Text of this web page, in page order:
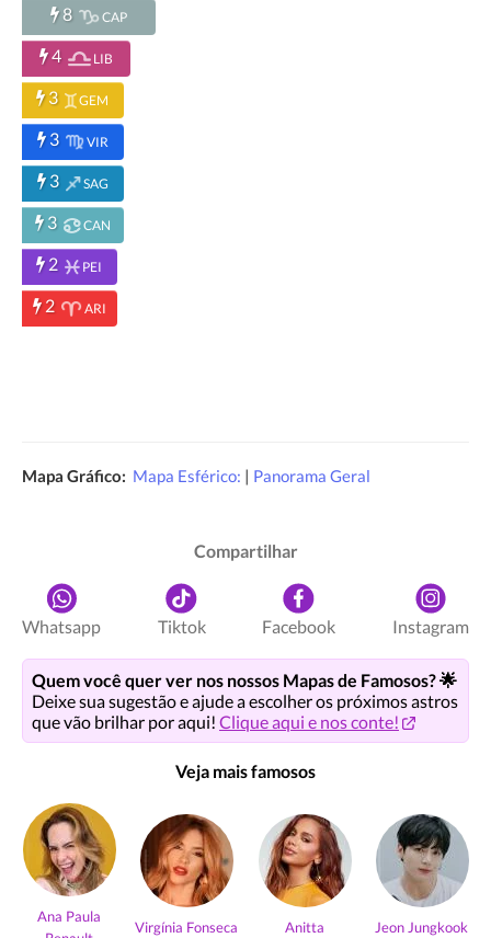
8 CAP
4 LIB
3 GEM
3 VIR
3 SAG
3 CAN
2 PEI
2 ARI
Mapa Gráfico: Mapa Esférico: | Panorama Geral
Compartilhar
Whatsapp Tiktok Facebook Instagram
Quem você quer ver nos nossos Mapas de Famosos? 🌟
Deixe sua sugestão e ajude a escolher os próximos astros
que vão brilhar por aqui! Clique aqui e nos conte!
Veja mais famosos
Ana Paula
Virgínia Fonseca Anitta Jeon Jungkook